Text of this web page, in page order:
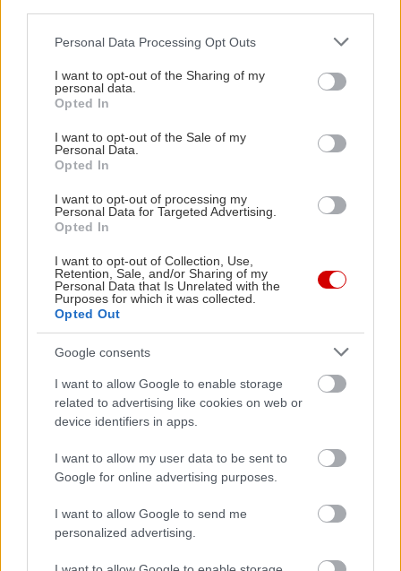
Please note that this website/app uses one or more Google
not limited to your visit or usage behaviour. You may click to
grant or deny consent to Google and its third-party tags to
use your data for below specified purposes in below Google
consent section.
Personal Data Processing Opt Outs
I want to opt-out of the Sharing of my
personal data.
Opted In
I want to opt-out of the Sale of my
Personal Data.
Opted In
I want to opt-out of processing my
Personal Data for Targeted Advertising.
Opted In
I want to opt-out of Collection, Use,
Retention, Sale, and/or Sharing of my
Personal Data that Is Unrelated with the
Purposes for which it was collected.
Opted Out
Google consents
I want to allow Google to enable storage
related to advertising like cookies on web or
device identifiers in apps.
I want to allow my user data to be sent to
Google for online advertising purposes.
I want to allow Google to send me
personalized advertising.
παραγνωρισμένο Άγιο Βλάση, το
House (φωτό, επάνω) απολαμβάνει υπέροχη θέα
στις πηλιορείτικες πλαγιές και την θάλασσα, αλλά
βραδιά για δύο άτομα κοστίζει 80€.
- Στον σταρ του Κεντρικού Πηλίου, Άγιο
Λαυρέντιο, το
Maro's Guesthouseείναι ένα
θα σου κοστίσει 80€ ανά διανυκτέρευση για δύο
άτομα.